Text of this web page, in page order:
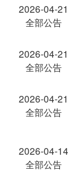
2026-04-21
全部公告
2026-04-21
全部公告
2026-04-21
全部公告
2026-04-14
全部公告